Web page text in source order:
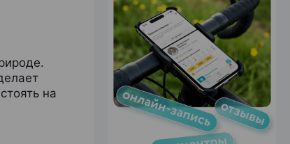
на
ЭФФЕКТИВНАЯ РЕКЛАМА НА САЙТЕ